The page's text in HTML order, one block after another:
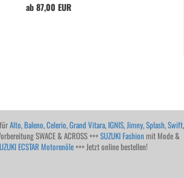
ab 87,00 EUR
Alto,Baleno,Celerio,Grand Vitara, IGNIS,Jimny,Splash,Swift,
SWACE & ACROSS +++SUZUKI Fashion mit Mode &
ECSTAR Motorenöle+++ Jetzt online bestellen!